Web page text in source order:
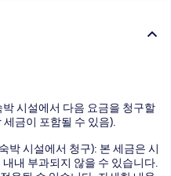
시설에서 다음 요금을 청구할
금이 포함될 수 있음).
박 시설에서 청구): 본 세금은 시
내 부과되지 않을 수 있습니다.